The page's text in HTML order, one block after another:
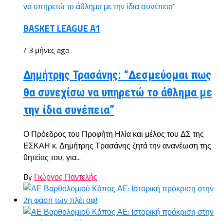
BASKET LEAGUE A1
/ 3 μήνες ago
Δημήτρης Τρασάνης: “Δεσμεύομαι πως
θα συνεχίσω να υπηρετώ το άθλημα με
την ίδια συνέπεια”
Ο Πρόεδρος του Προφήτη Ηλία και μέλος του ΔΣ της
ΕΣΚΑΗ κ. Δημήτρης Τρασάνης ζητά την ανανέωση της
θητείας του, για...
By Γιώργος Παντελής